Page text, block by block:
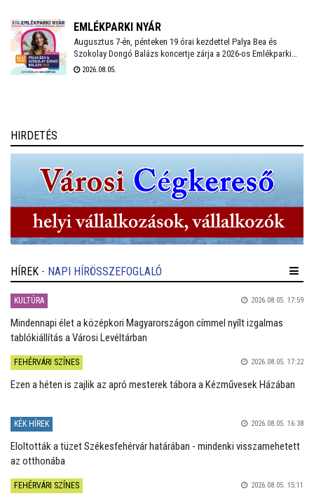
EMLÉKPARKI NYÁR
Augusztus 7-én, pénteken 19 órai kezdettel Palya Bea és
Szokolay Dongó Balázs koncertje zárja a 2026-os Emlékparki
Nyár programsorozatot a Katonai Emlékpark Pákozd – Nemzeti
2026.08.05.
HIRDETÉS
HÍREK - NAPI HÍRÖSSZEFOGLALÓ
KULTÚRA 2026.08.05. 17:59
Mindennapi élet a középkori Magyarországon címmel nyílt izgalmas
tablókiállítás a Városi Levéltárban
FEHÉRVÁRI SZÍNES 2026.08.05. 17:22
Ezen a héten is zajlik az apró mesterek tábora a Kézművesek Házában
KÉK HÍREK 2026.08.05. 16:38
Eloltották a tüzet Székesfehérvár határában - mindenki visszamehetett
az otthonába
FEHÉRVÁRI SZÍNES 2026.08.05. 15:11